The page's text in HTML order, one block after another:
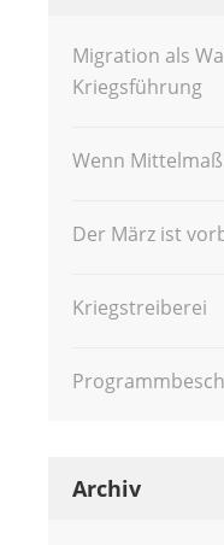
Migration als
Kriegsführung
Wenn
Der März ist
Kriegstreiberei
Archiv